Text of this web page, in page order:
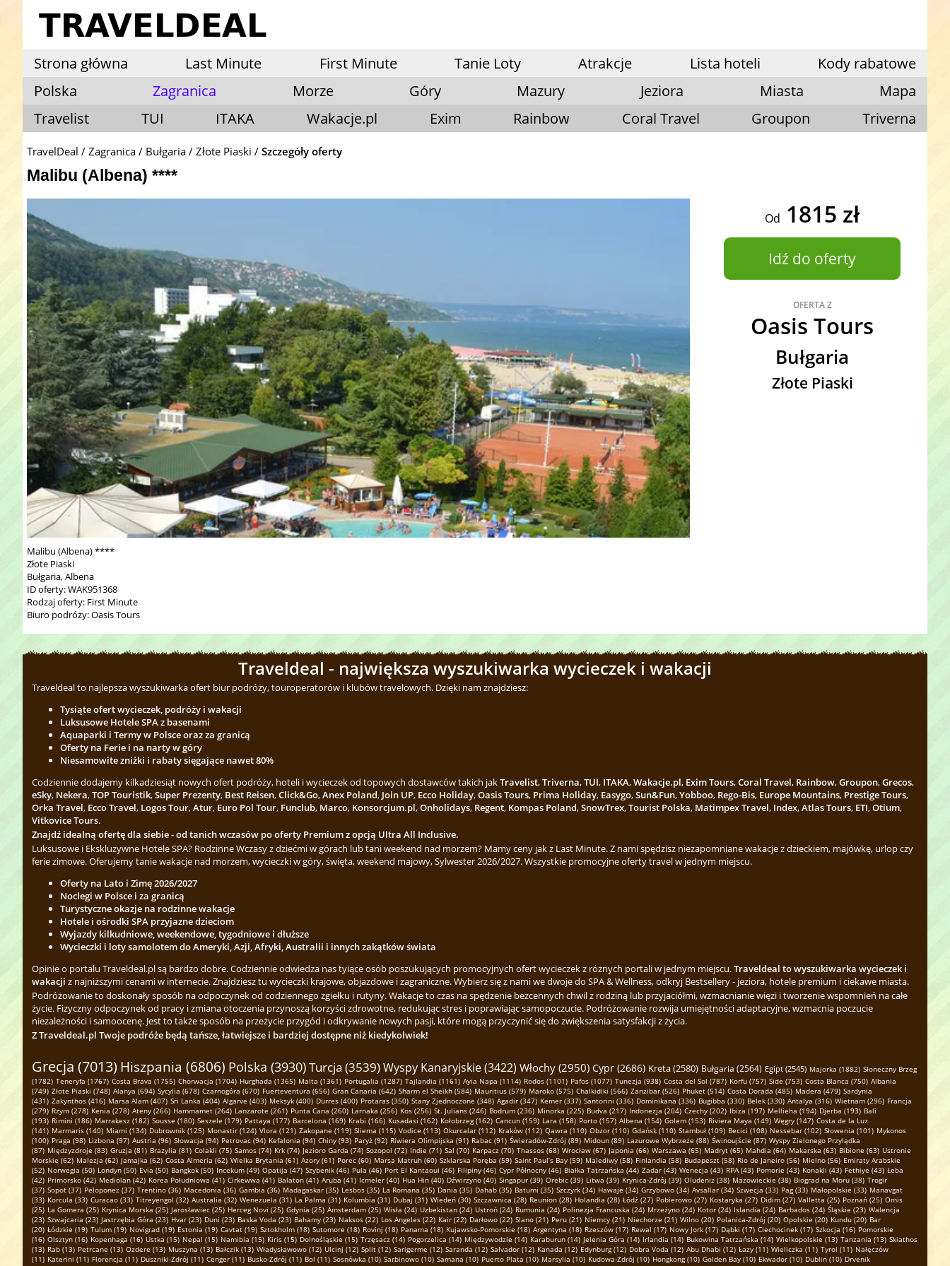
Strona główna Last Minute First Minute Tanie Loty Atrakcje Lista hoteli
Kody rabatowe
Polska
Zagranica Morze Góry Mazury Jeziora Miasta
Mapa
Travelist
TUI ITAKA Wakacje.pl Exim Rainbow Coral Travel Groupon Triverna
TravelDeal Zagranica Bułgaria Złote Piaski Szczegóły oferty
Malibu (Albena) ****
Od 1815 zł
Idź do oferty
OFERTA Z
Oasis Tours
Bułgaria
Złote Piaski
Malibu (Albena) ****
Złote Piaski
Bułgaria, Albena
ID oferty: WAK951368
Rodzaj oferty: First Minute
Biuro podróży: Oasis Tours
Traveldeal - największa wyszukiwarka wycieczek i wakacji
Traveldeal to najlepsza wyszukiwarka ofert biur podróży, touroperatorów i klubów travelowych. Dzięki nam znajdziesz:
Tysiąte ofert wycieczek, podróży i wakacji
Luksusowe Hotele SPA z basenami
Aquaparki i Termy w Polsce oraz za granicą
Oferty na Ferie i na narty w góry
Niesamowite zniżki i rabaty sięgające nawet 80%
Codziennie dodajemy kilkadziesiąt nowych ofert podróży, hoteli i wycieczek od topowych dostawców takich jakTravelist,Triverna,TUI, ITAKA,Wakacje.pl, Exim Tours,Coral Travel, Rainbow,Groupon,Grecos,
eSky, Nekera,TOP Touristik,Super Prezenty, Best Reisen,Click&Go,Anex Poland, Join UP, Ecco Holiday,Oasis Tours, Prima Holiday, Easygo,Sun&Fun,Yobboo, Rego-Bis, Europe Mountains, Prestige Tours,
Orka Travel, Ecco Travel, Logos Tour,Atur, Euro Pol Tour, Funclub, Marco, Konsorcjum.pl,Onholidays, Regent, Kompas Poland,SnowTrex,Tourist Polska, Matimpex Travel, Index,Atlas Tours, ETI,Otium,
Vitkovice Tours.
Znajdź idealną ofertę dla siebie - od tanich wczasów po oferty Premium z opcją Ultra All Inclusive.
Luksusowe i Ekskluzywne Hotele SPA? Rodzinne Wczasy z dziećmi w górach lub tani weekend nad morzem? Mamy ceny jak z Last Minute. Z nami spędzisz niezapomniane wakacje z dzieckiem, majówkę, urlop czy
ferie zimowe. Oferujemy tanie wakacje nad morzem, wycieczki w góry, święta, weekend majowy, Sylwester 2026/2027. Wszystkie promocyjne oferty travel w jednym miejscu.
Oferty na Lato i Zimę 2026/2027
Noclegi w Polsce i za granicą
Turystyczne okazje na rodzinne wakacje
Hotele i ośrodki SPA przyjazne dzieciom
Wyjazdy kilkudniowe, weekendowe, tygodniowe i dłuższe
Wycieczki i loty samolotem do Ameryki, Azji, Afryki, Australii i innych zakątków świata
Opinie o portalu Traveldeal.pl są bardzo dobre. Codziennie odwiedza nas tyiące osób poszukujących promocyjnych ofert wycieczek z różnych portali w jednym miejscu.Traveldeal to wyszukiwarka wycieczek i
wakacji z najniższymi cenami w internecie. Znajdziesz tu wycieczki krajowe, objazdowe i zagraniczne. Wybierz się z nami we dwoje do SPA & Wellness, odkryj Bestsellery - jeziora, hotele premium i ciekawe miasta.
Podróżowanie to doskonały sposób na odpoczynek od codziennego zgiełku i rutyny. Wakacje to czas na spędzenie bezcennych chwil z rodziną lub przyjaciółmi, wzmacnianie więzi i tworzenie wspomnień na całe
życie. Fizyczny odpoczynek od pracy i zmiana otoczenia przynoszą korzyści zdrowotne, redukując stres i poprawiając samopoczucie. Podróżowanie rozwija umiejętności adaptacyjne, wzmacnia poczucie
niezależności i samoocenę. Jest to także sposób na przeżycie przygód i odkrywanie nowych pasji, które mogą przyczynić się do zwiększenia satysfakcji z życia.
Z Traveldeal.pl Twoje podróże będą tańsze, łatwiejsze i bardziej dostępne niż kiedykolwiek!
Grecja (7013) Hiszpania (6806) Polska (3930)Turcja (3539)Wyspy Kanaryjskie (3422) Włochy (2950) Cypr (2686) Kreta (2580) Bułgaria (2564) Egipt (2545) Majorka (1882) Słoneczny Brzeg
(1782) Teneryfa (1767) Costa Brava (1755) Chorwacja (1704) Hurghada (1365) Malta (1361) Portugalia (1287) Tajlandia (1161) Ayia Napa (1114) Rodos (1101) Pafos (1077) Tunezja (938) Costa del Sol (787) Korfu (757) Side (753) Costa Blanca (750) Albania
(749) Złote Piaski (748) Alanya (694) Sycylia (678) Czarnogóra (670) Fuerteventura (656) Gran Canaria (642) Sharm el Sheikh (584) Mauritius (579) Maroko (575) Chalkidiki (566) Zanzibar (526) Phuket (514) Costa Dorada (485) Madera (479) Sardynia
(431) Zakynthos (416) Marsa Alam (407) Sri Lanka (404) Algarve (403) Meksyk (400) Durres (400) Protaras (350) Stany Zjednoczone (348) Agadir (347) Kemer (337) Santorini (336) Dominikana (336) Bugibba (330) Belek (330) Antalya (316) Wietnam (296) Francja
(279) Rzym (278) Kenia (278) Ateny (266) Hammamet (264) Lanzarote (261) Punta Cana (260) Larnaka (256) Kos (256) St. Julians (246) Bodrum (236) Minorka (225) Budva (217) Indonezja (204) Czechy (202) Ibiza (197) Mellieha (194) Djerba (193) Bali
(193) Rimini (186) Marrakesz (182) Sousse (180) Seszele (179) Pattaya (177) Barcelona (169) Krabi (166) Kusadasi (162) Kołobrzeg (162) Cancun (159) Lara (158) Porto (157) Albena (154) Golem (153) Riviera Maya (149) Węgry (147) Costa de la Luz
(141) Marmaris (140) Miami (134) Dubrownik (125) Monastir (124) Vlora (121) Zakopane (119) Sliema (115) Vodice (113) Okurcalar (112) Kraków (112) Qawra (110) Obzor (110) Gdańsk (110) Stambuł (109) Becici (108) Nessebar (102) Słowenia (101) Mykonos
(100) Praga (98) Lizbona (97) Austria (96) Słowacja (94) Petrovac (94) Kefalonia (94) Chiny (93) Paryż (92) Riwiera Olimpijska (91) Rabac (91) Świeradów-Zdrój (89) Midoun (89) Lazurowe Wybrzeże (88) Świnoujście (87) Wyspy Zielonego Przylądka
(87) Międzyzdroje (83) Gruzja (81) Brazylia (81) Colakli (75) Samos (74) Krk (74) Jezioro Garda (74) Sozopol (72) Indie (71) Sal (70) Karpacz (70) Thassos (68) Wrocław (67) Japonia (66) Warszawa (65) Madryt (65) Mahdia (64) Makarska (63) Bibione (63) Ustronie
Morskie (62) Malezja (62) Jamajka (62) Costa Almeria (62) Wielka Brytania (61) Azory (61) Porec (60) Marsa Matruh (60) Szklarska Poręba (59) Saint Paul’s Bay (59) Malediwy (58) Finlandia (58) Budapeszt (58) Rio de Janeiro (56) Mielno (56) Emiraty Arabskie
(52) Norwegia (50) Londyn (50) Evia (50) Bangkok (50) Incekum (49) Opatija (47) Szybenik (46) Pula (46) Port El Kantaoui (46) Filipiny (46) Cypr Północny (46) Białka Tatrzańska (44) Zadar (43) Wenecja (43) RPA (43) Pomorie (43) Konakli (43) Fethiye (43) Łeba
(42) Primorsko (42) Mediolan (42) Korea Południowa (41) Cirkewwa (41) Balaton (41) Aruba (41) Icmeler (40) Hua Hin (40) Dźwirzyno (40) Singapur (39) Orebic (39) Litwa (39) Krynica-Zdrój (39) Oludeniz (38) Mazowieckie (38) Biograd na Moru (38) Trogir
(37) Sopot (37) Peloponez (37) Trentino (36) Macedonia (36) Gambia (36) Madagaskar (35) Lesbos (35) La Romana (35) Dania (35) Dahab (35) Batumi (35) Szczyrk (34) Hawaje (34) Grzybowo (34) Avsallar (34) Szwecja (33) Pag (33) Małopolskie (33) Manavgat
(33) Korcula (33) Curacao (33) Titreyengol (32) Australia (32) Wenezuela (31) La Palma (31) Kolumbia (31) Dubaj (31) Wiedeń (30) Szczawnica (28) Reunion (28) Holandia (28) Łódź (27) Pobierowo (27) Kostaryka (27) Didim (27) Valletta (25) Poznań (25) Omis
(25) La Gomera (25) Krynica Morska (25) Jarosławiec (25) Herceg Novi (25) Gdynia (25) Amsterdam (25) Wisła (24) Uzbekistan (24) Ustroń (24) Rumunia (24) Polinezja Francuska (24) Mrzeżyno (24) Kotor (24) Islandia (24) Barbados (24) Śląskie (23) Walencja
(23) Szwajcaria (23) Jastrzębia Góra (23) Hvar (23) Duni (23) Baska Voda (23) Bahamy (23) Naksos (22) Los Angeles (22) Kair (22) Darłowo (22) Slano (21) Peru (21) Niemcy (21) Niechorze (21) Wilno (20) Polanica-Zdrój (20) Opolskie (20) Kundu (20) Bar
(20) Łódzkie (19) Tulum (19) Novigrad (19) Estonia (19) Cavtat (19) Sztokholm (18) Sutomore (18) Rovinj (18) Panama (18) Kujawsko-Pomorskie (18) Argentyna (18) Rzeszów (17) Rewal (17) Nowy Jork (17) Dąbki (17) Ciechocinek (17) Szkocja (16) Pomorskie
(16) Olsztyn (16) Kopenhaga (16) Ustka (15) Nepal (15) Namibia (15) Kiris (15) Dolnośląskie (15) Trzęsacz (14) Pogorzelica (14) Międzywodzie (14) Karaburun (14) Jelenia Góra (14) Irlandia (14) Bukowina Tatrzańska (14) Wielkopolskie (13) Tanzania (13) Skiathos
(13) Rab (13) Petrcane (13) Ozdere (13) Muszyna (13) Bałczik (13) Władysławowo (12) Ulcinj (12) Split (12) Sarigerme (12) Saranda (12) Salvador (12) Kanada (12) Edynburg (12) Dobra Voda (12) Abu Dhabi (12) Łazy (11) Wieliczka (11) Tyrol (11) Nałęczów
(11) Katerini (11) Florencja (11) Duszniki-Zdrój (11) Cenger (11) Busko-Zdrój (11) Bol (11) Sosnówka (10) Sarbinowo (10) Samana (10) Puerto Plata (10) Marsylia (10) Kudowa-Zdrój (10) Hongkong (10) Golden Bay (10) Ekwador (10) Dublin (10) Drvenik